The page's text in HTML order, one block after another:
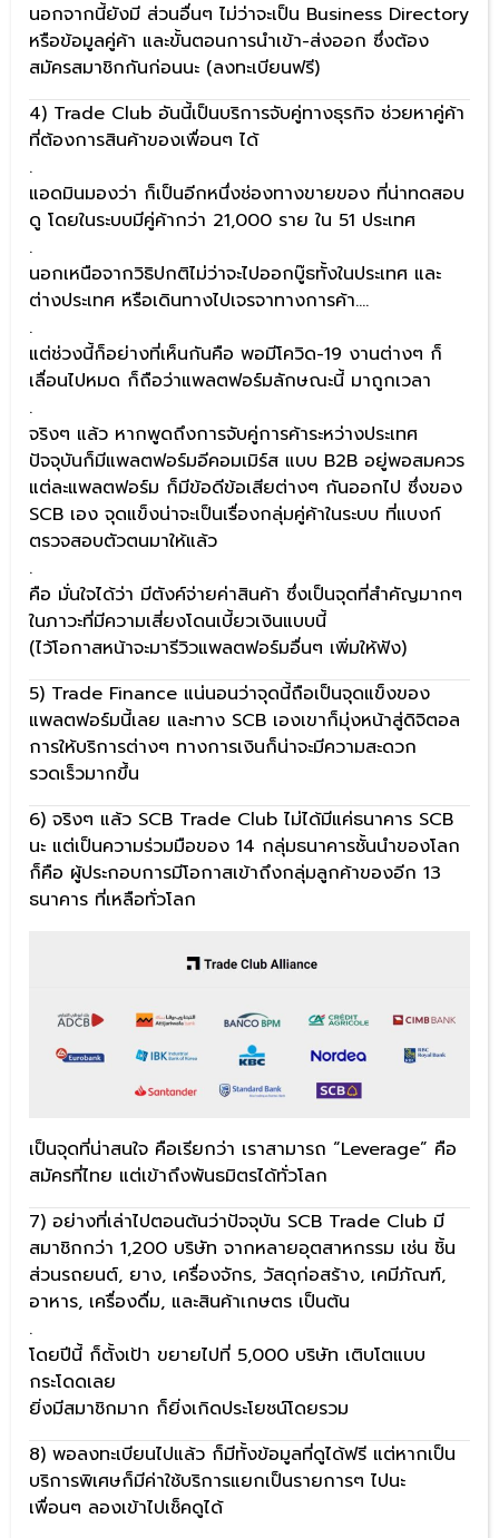
นอกจากนี้ยังมี ส่วนอื่นๆ ไม่ว่าจะเป็น Business Directory
หรือข้อมูลคู่ค้า และขั้นตอนการนำเข้า-ส่งออก ซึ่งต้อง
สมัครสมาชิกกันก่อนนะ (ลงทะเบียนฟรี)
4) Trade Club อันนี้เป็นบริการจับคู่ทางธุรกิจ ช่วยหาคู่ค้า
ที่ต้องการสินค้าของเพื่อนๆ ได้
.
แอดมินมองว่า ก็เป็นอีกหนึ่งช่องทางขายของ ที่น่าทดสอบ
ดู โดยในระบบมีคู่ค้ากว่า 21,000 ราย ใน 51 ประเทศ
.
นอกเหนือจากวิธิปกติไม่ว่าจะไปออกบู๊ธทั้งในประเทศ และ
ต่างประเทศ หรือเดินทางไปเจรจาทางการค้า….
.
แต่ช่วงนี้ก็อย่างที่เห็นกันคือ พอมีโควิด-19 งานต่างๆ ก็
เลื่อนไปหมด ก็ถือว่าแพลตฟอร์มลักษณะนี้ มาถูกเวลา
.
จริงๆ แล้ว หากพูดถึงการจับคู่การค้าระหว่างประเทศ
ปัจจุบันก็มีแพลตฟอร์มอีคอมเมิร์ส แบบ B2B อยู่พอสมควร
แต่ละแพลตฟอร์ม ก็มีข้อดีข้อเสียต่างๆ กันออกไป ซึ่งของ
SCB เอง จุดแข็งน่าจะเป็นเรื่องกลุ่มคู่ค้าในระบบ ที่แบงก์
ตรวจสอบตัวตนมาให้แล้ว
.
คือ มั่นใจได้ว่า มีตังค์จ่ายค่าสินค้า ซึ่งเป็นจุดที่สำคัญมากๆ
ในภาวะที่มีความเสี่ยงโดนเบี้ยวเงินแบบนี้
(ไว้โอกาสหน้าจะมารีวิวแพลตฟอร์มอื่นๆ เพิ่มให้ฟัง)
5) Trade Finance แน่นอนว่าจุดนี้ถือเป็นจุดแข็งของ
แพลตฟอร์มนี้เลย และทาง SCB เองเขาก็มุ่งหน้าสู่ดิจิตอล
การให้บริการต่างๆ ทางการเงินก็น่าจะมีความสะดวก
รวดเร็วมากขึ้น
6) จริงๆ แล้ว SCB Trade Club ไม่ได้มีแค่ธนาคาร SCB
นะ แต่เป็นความร่วมมือของ 14 กลุ่มธนาคารชั้นนำของโลก
ก็คือ ผู้ประกอบการมีโอกาสเข้าถึงกลุ่มลูกค้าของอีก 13
ธนาคาร ที่เหลือทั่วโลก
เป็นจุดที่น่าสนใจ คือเรียกว่า เราสามารถ “Leverage” คือ
สมัครที่ไทย แต่เข้าถึงพันธมิตรได้ทั่วโลก
7) อย่างที่เล่าไปตอนต้นว่าปัจจุบัน SCB Trade Club มี
สมาชิกกว่า 1,200 บริษัท จากหลายอุตสาหกรรม เช่น ชิ้น
ส่วนรถยนต์, ยาง, เครื่องจักร, วัสดุก่อสร้าง, เคมีภัณฑ์,
อาหาร, เครื่องดื่ม, และสินค้าเกษตร เป็นต้น
.
โดยปีนี้ ก็ตั้งเป้า ขยายไปที่ 5,000 บริษัท เติบโตแบบ
กระโดดเลย
ยิ่งมีสมาชิกมาก ก็ยิ่งเกิดประโยชน์โดยรวม
8) พอลงทะเบียนไปแล้ว ก็มีทั้งข้อมูลที่ดูได้ฟรี แต่หากเป็น
บริการพิเศษก็มีค่าใช้บริการแยกเป็นรายการๆ ไปนะ
เพื่อนๆ ลองเข้าไปเช็คดูได้